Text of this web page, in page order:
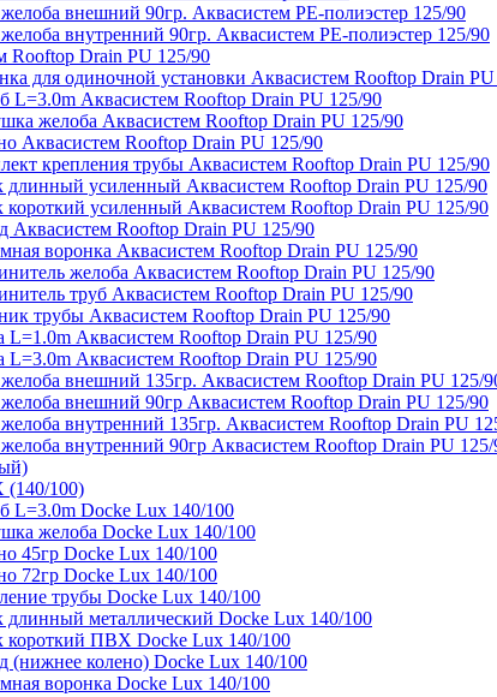
внешний 90гр. Аквасистем PE-полиэстер 125/90
внутренний 90гр. Аквасистем PE-полиэстер 125/90
Rooftop Drain PU 125/90
для одиночной установки Аквасистем Rooftop Drain
L=3.0m Аквасистем Rooftop Drain PU 125/90
желоба Аквасистем Rooftop Drain PU 125/90
Аквасистем Rooftop Drain PU 125/90
крепления трубы Аквасистем Rooftop Drain PU 125/90
усиленный Аквасистем Rooftop Drain PU 125/90
усиленный Аквасистем Rooftop Drain PU 125/90
Аквасистем Rooftop Drain PU 125/90
воронка Аквасистем Rooftop Drain PU 125/90
желоба Аквасистем Rooftop Drain PU 125/90
труб Аквасистем Rooftop Drain PU 125/90
трубы Аквасистем Rooftop Drain PU 125/90
L=1.0m Аквасистем Rooftop Drain PU 125/90
L=3.0m Аквасистем Rooftop Drain PU 125/90
внешний 135гр. Аквасистем Rooftop Drain PU 125/
внешний 90гр Аквасистем Rooftop Drain PU 125/90
внутренний 135гр. Аквасистем Rooftop Drain PU
внутренний 90гр Аквасистем Rooftop Drain PU 125/
(140/100)
L=3.0m Docke Lux 140/100
желоба Docke Lux 140/100
45гр Docke Lux 140/100
72гр Docke Lux 140/100
трубы Docke Lux 140/100
металлический Docke Lux 140/100
ПВХ Docke Lux 140/100
(нижнее колено) Docke Lux 140/100
воронка Docke Lux 140/100